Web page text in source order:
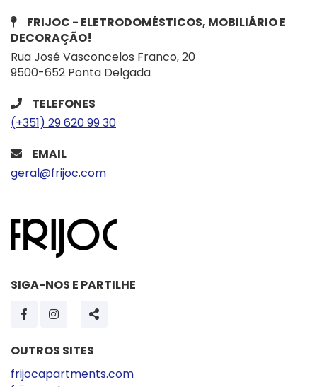
FRIJOC - ELETRODOMÉSTICOS, MOBILIÁRIO E
DECORAÇÃO!
Rua José Vasconcelos Franco, 20
9500-652 Ponta Delgada
TELEFONES
(+351) 29 620 99 30
EMAIL
geral@frijoc.com
SIGA-NOS E PARTILHE
PÁGINA DO FACEBOOK
PÁGINA DO INSTAGRAM
SHARE
OUTROS SITES
frijocapartments.com